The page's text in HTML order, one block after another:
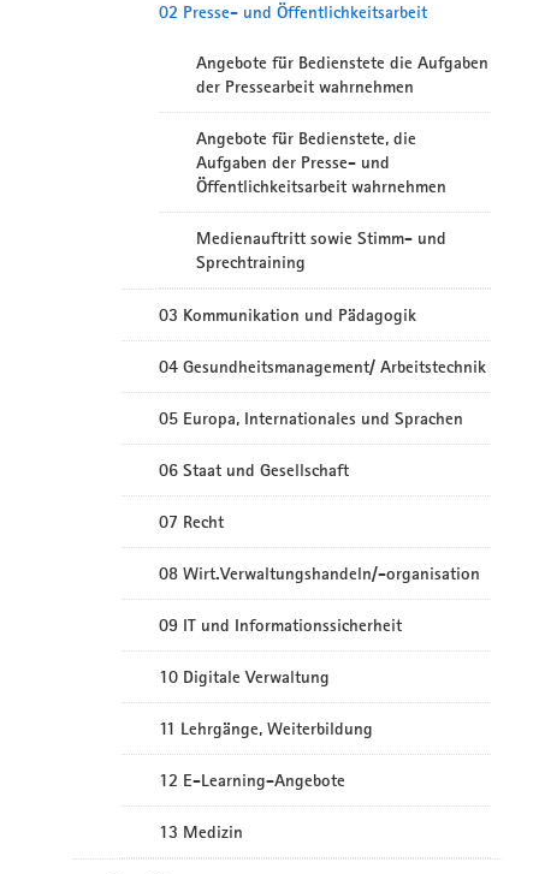
02 Presse- und Öffentlichkeitsarbeit
Angebote für Bedienstete die Aufgaben
der Pressearbeit wahrnehmen
Angebote für Bedienstete, die
Aufgaben der Presse- und
Öffentlichkeitsarbeit wahrnehmen
Medienauftritt sowie Stimm- und
Sprechtraining
03 Kommunikation und Pädagogik
04 Gesundheitsmanagement/ Arbeitstechnik
05 Europa, Internationales und Sprachen
06 Staat und Gesellschaft
07 Recht
08 Wirt.Verwaltungshandeln/-organisation
09 IT und Informationssicherheit
10 Digitale Verwaltung
11 Lehrgänge, Weiterbildung
12 E-Learning-Angebote
13 Medizin